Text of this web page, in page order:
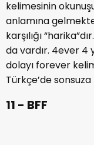
olarak
kelimesinin
anlamına
karşılığı
da vardır. 4ever 4
dolayı forever
Türkçe’de